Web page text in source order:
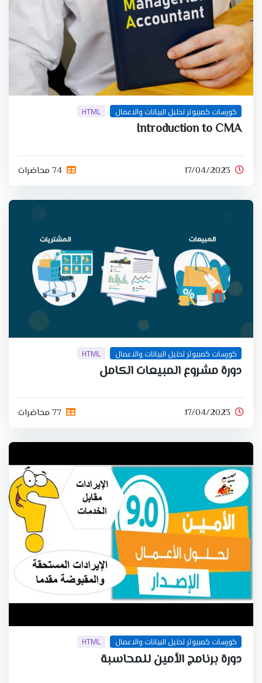
كورسات كمبيوتر تحليل البيانات والاعمال HTML
Introduction to CMA
17/04/2023 74 محاضرات
كورسات كمبيوتر تحليل البيانات والاعمال HTML
دورة مشروع المبيعات الكامل
17/04/2023 77 محاضرات
كورسات كمبيوتر تحليل البيانات والاعمال HTML
دورة برنامج الأمين للمحاسبة